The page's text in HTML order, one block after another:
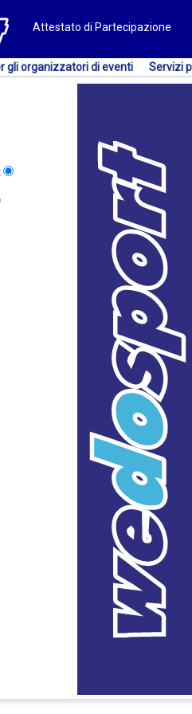
Attestato di Partecipazione
gli organizzatori di eventi Servizi